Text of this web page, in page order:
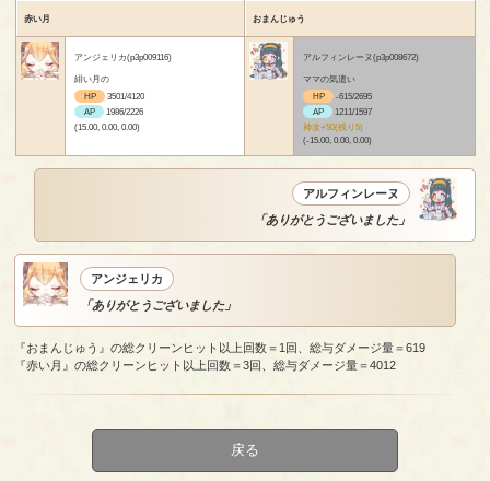
赤い月 おまんじゅう
アンジェリカ(p3p009116)
緋い月の
HP
3501/4120
AP
1986/2226
(15.00, 0.00, 0.00)
アルフィンレーヌ(p3p008672)
ママの気遣い
HP
-615/2695
AP
1211/1597
神攻+50(残り5)
(-15.00, 0.00, 0.00)
アルフィンレーヌ
「ありがとうございました」
アンジェリカ
「ありがとうございました」
『おまんじゅう』の総クリーンヒット以上回数＝1回、総与ダメージ量＝619
『赤い月』の総クリーンヒット以上回数＝3回、総与ダメージ量＝4012
戻る